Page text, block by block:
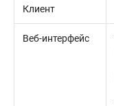
Клиент
Веб-интерфейс